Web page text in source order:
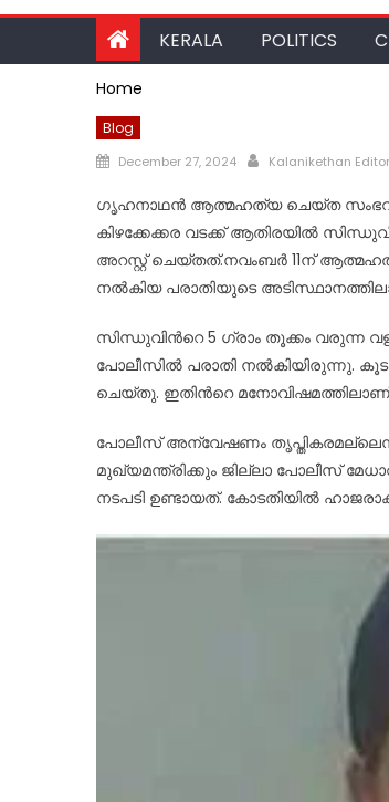
KERALA POLITICS
Home
Blog
Posted
December 27, 2024 Author
Kalanikethan Editor
ഗൃഹനാഥൻ ആത്മഹത്യ ചെയ്ത
കിഴക്കേക്കര വടക്ക് ആതിരയില്‍
അറസ്റ്റ് ചെയ്തത്.നവംബർ 11ന്
നല്‍കിയ പരാതിയുടെ
സിന്ധുവിന്‍റെ 5 ഗ്രാം തൂക്കം വരുന്ന
പോലീസില്‍ പരാതി നല്‍കിയിരുന്നു.
ചെയ്തു. ഇതിന്‍റെ
പോലീസ് അന്വേഷണം തൃപ്തികരമല്ലെന്ന്
മുഖ്യമന്ത്രിക്കും ജില്ലാ പോലീസ്
നടപടി ഉണ്ടായത്. കോടതിയില്‍